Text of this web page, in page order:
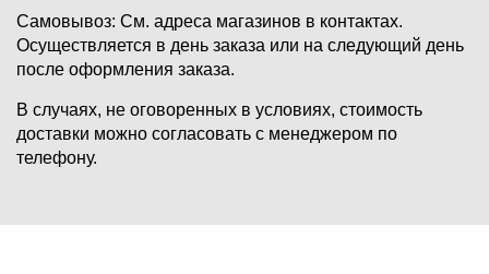
Самовывоз: См. адреса магазинов в контактах.
Осуществляется в день заказа или на следующий день
после оформления заказа.
В случаях, не оговоренных в условиях, стоимость
доставки можно согласовать с менеджером по
телефону.